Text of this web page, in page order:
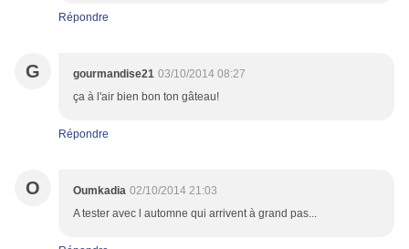
Répondre
G gourmandise21 03/10/2014 08:27
ça à l'air bien bon ton gâteau!
Répondre
O Oumkadia 02/10/2014 21:03
A tester avec l automne qui arrivent à grand pas...